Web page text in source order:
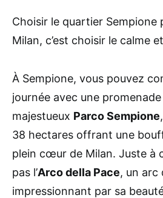
Choisir le quartier Sempione
Milan, c’est choisir le calme
À Sempione, vous pouvez
journée avec une
majestueux Parco Sempione
38 hectares offrant une
plein cœur de Milan. Juste à
pas l’Arco della Pace, un arc
impressionnant par sa